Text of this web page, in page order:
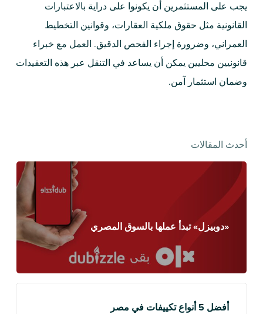
يجب على المستثمرين أن يكونوا على دراية بالاعتبارات
القانونية مثل حقوق ملكية العقارات، وقوانين التخطيط
العمراني، وضرورة إجراء الفحص الدقيق. العمل مع خبراء
قانونيين محليين يمكن أن يساعد في التنقل عبر هذه التعقيدات
وضمان استثمار آمن.
أحدث المقالات
«دوبيزل» تبدأ عملها بالسوق المصري
أفضل 5 أنواع تكييفات في مصر